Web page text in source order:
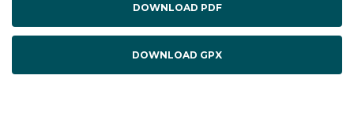
DOWNLOAD PDF
DOWNLOAD GPX